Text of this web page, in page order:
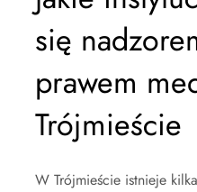
się
prawem
Trójmieście
W Trójmieście istnieje